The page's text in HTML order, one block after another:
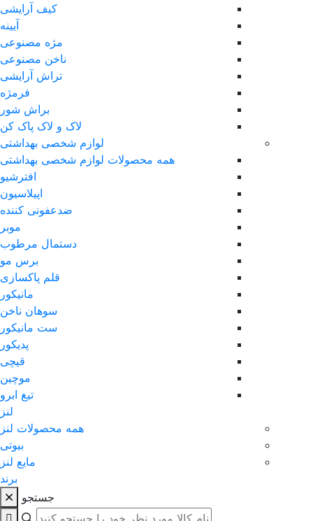
کیف آرایشی
آیینه
مژه مصنوعی
ناخن مصنوعی
تراش آرایشی
فرمژه
براش شور
لاک و لاک پاک کن
لوازم شخصی بهداشتی
همه محصولات لوازم شخصی بهداشتی
افترشیو
اپیلاسیون
ضدعفونی کننده
موبر
دستمال مرطوب
برس مو
قلم پاکسازی
مانیکور
سوهان ناخن
ست مانیکور
پدیکور
قیچی
موچین
تیغ ابرو
لنز
همه محصولات لنز
بیوتی
مایع لنز
برند
جستجو